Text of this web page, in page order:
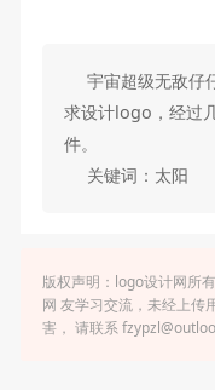
宇宙超级无敌仔
求设计logo，经过
件。
关键词：太阳
版权声明：logo设计网所
网 友学习交流，未经上传
害， 请联系